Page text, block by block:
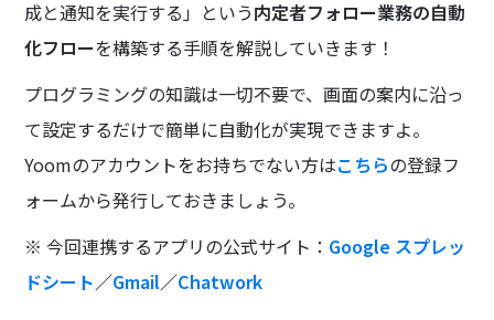
成と通知を実行する」という内定者フォロー業務の自動
化フローを構築する手順を解説していきます！
プログラミングの知識は一切不要で、画面の案内に沿っ
て設定するだけで簡単に自動化が実現できますよ。
Yoomのアカウントをお持ちでない方はこちらの登録フ
ォームから発行しておきましょう。
※ 今回連携するアプリの公式サイト： Google スプレッ
ドシート／Gmail／Chatwork